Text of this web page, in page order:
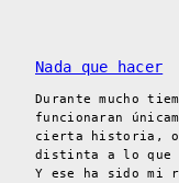
Nada que hacer
Durante mucho
funcionaran
cierta historia, o
distinta a lo que
Y ese ha sido mi